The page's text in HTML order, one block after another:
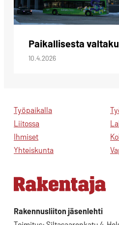
Paikallisesta
10.4.2026
Työpaikalla
Liitossa
Ihmiset
Yhteiskunta
Rakennusliiton jäsenlehti